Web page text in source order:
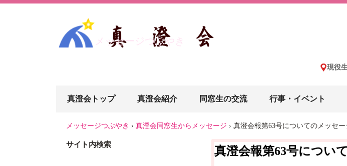
メッセージつぶやき
現役
真澄会トップ 真澄会紹介 同窓生の交流 行事・イベント
メッセージつぶやき › 真澄会同窓生からメッセージ › 真澄会報第63号についてのメッセー
真澄会報第63号につい
サイト内検索